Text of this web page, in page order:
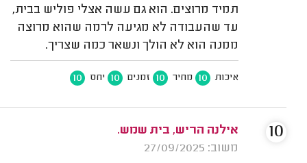
תמיד מרוצים. הוא גם עשה אצלי פוליש בבית,
עד שהעבודה לא מגיעה לרמה שהוא מרוצה
ממנה הוא לא הולך ונשאר כמה שצריך.
איכות 10 מחיר 10 זמנים 10 יחס 10
אילנה הריש, בית שמש.
משוב: 27/09/2025
10